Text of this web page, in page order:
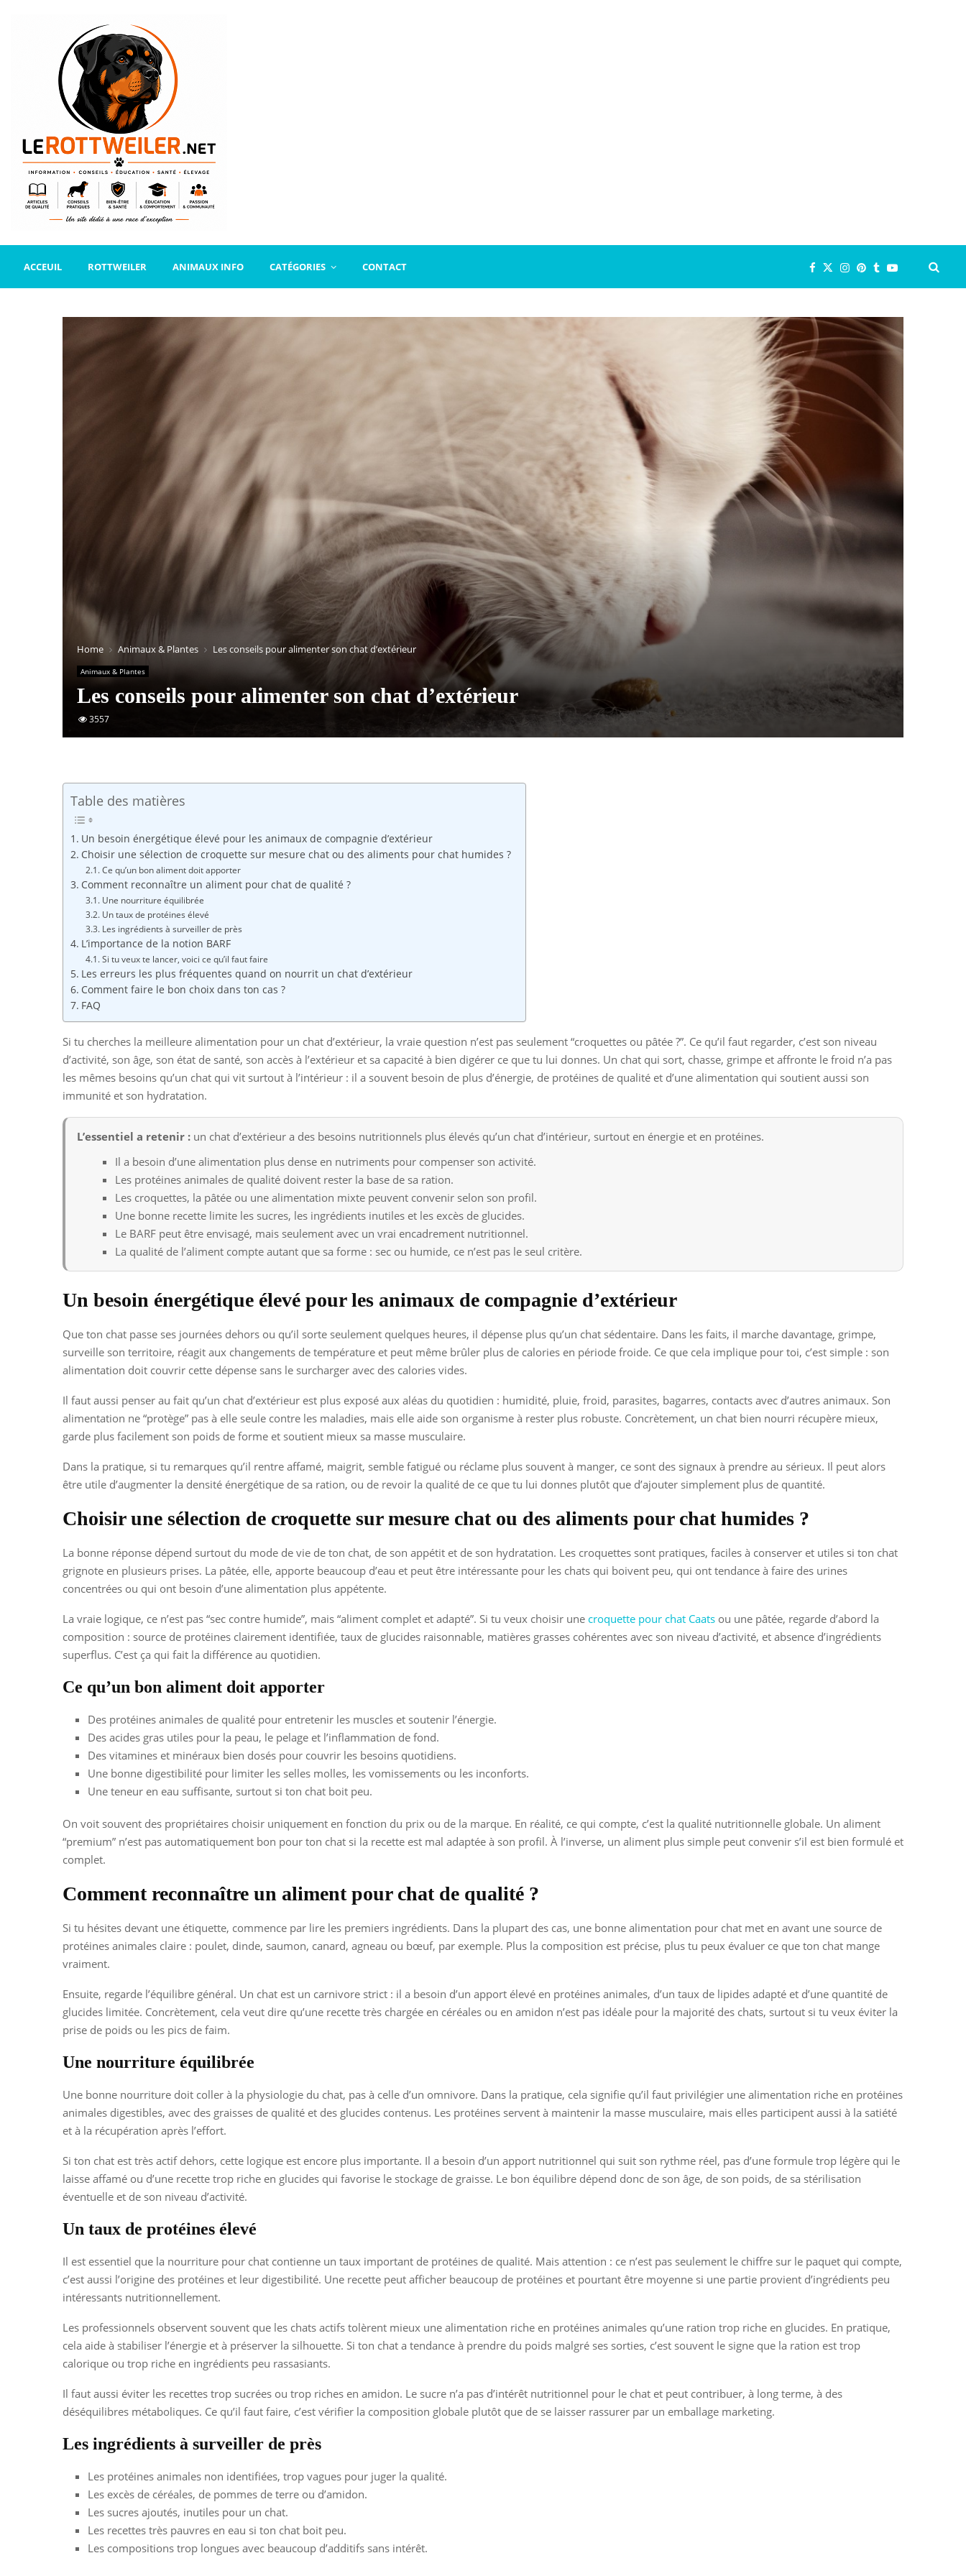
ACCEUIL ROTTWEILER ANIMAUX INFO CATÉGORIES CONTACT
Home Animaux & Plantes Les conseils pour alimenter son chat d’extérieur
Animaux & Plantes
Les conseils pour alimenter son chat d’extérieur
3557
Table des matières
Un besoin énergétique élevé pour les animaux de compagnie d’extérieur
Choisir une sélection de croquette sur mesure chat ou des aliments pour chat humides ?
Ce qu’un bon aliment doit apporter
Comment reconnaître un aliment pour chat de qualité ?
Une nourriture équilibrée
Un taux de protéines élevé
Les ingrédients à surveiller de près
L’importance de la notion BARF
Si tu veux te lancer, voici ce qu’il faut faire
Les erreurs les plus fréquentes quand on nourrit un chat d’extérieur
Comment faire le bon choix dans ton cas ?
FAQ
Si tu cherches la meilleure alimentation pour un chat d’extérieur, la vraie question n’est pas seulement “croquettes ou pâtée ?”. Ce qu’il faut regarder, c’est son niveau
d’activité, son âge, son état de santé, son accès à l’extérieur et sa capacité à bien digérer ce que tu lui donnes. Un chat qui sort, chasse, grimpe et affronte le froid n’a pas
les mêmes besoins qu’un chat qui vit surtout à l’intérieur : il a souvent besoin de plus d’énergie, de protéines de qualité et d’une alimentation qui soutient aussi son
immunité et son hydratation.
L’essentiel a retenir : un chat d’extérieur a des besoins nutritionnels plus élevés qu’un chat d’intérieur, surtout en énergie et en protéines.
Il a besoin d’une alimentation plus dense en nutriments pour compenser son activité.
Les protéines animales de qualité doivent rester la base de sa ration.
Les croquettes, la pâtée ou une alimentation mixte peuvent convenir selon son profil.
Une bonne recette limite les sucres, les ingrédients inutiles et les excès de glucides.
Le BARF peut être envisagé, mais seulement avec un vrai encadrement nutritionnel.
La qualité de l’aliment compte autant que sa forme : sec ou humide, ce n’est pas le seul critère.
Un besoin énergétique élevé pour les animaux de compagnie d’extérieur
Que ton chat passe ses journées dehors ou qu’il sorte seulement quelques heures, il dépense plus qu’un chat sédentaire. Dans les faits, il marche davantage, grimpe,
surveille son territoire, réagit aux changements de température et peut même brûler plus de calories en période froide. Ce que cela implique pour toi, c’est simple : son
alimentation doit couvrir cette dépense sans le surcharger avec des calories vides.
Il faut aussi penser au fait qu’un chat d’extérieur est plus exposé aux aléas du quotidien : humidité, pluie, froid, parasites, bagarres, contacts avec d’autres animaux. Son
alimentation ne “protège” pas à elle seule contre les maladies, mais elle aide son organisme à rester plus robuste. Concrètement, un chat bien nourri récupère mieux,
garde plus facilement son poids de forme et soutient mieux sa masse musculaire.
Dans la pratique, si tu remarques qu’il rentre affamé, maigrit, semble fatigué ou réclame plus souvent à manger, ce sont des signaux à prendre au sérieux. Il peut alors
être utile d’augmenter la densité énergétique de sa ration, ou de revoir la qualité de ce que tu lui donnes plutôt que d’ajouter simplement plus de quantité.
Choisir une sélection de croquette sur mesure chat ou des aliments pour chat humides ?
La bonne réponse dépend surtout du mode de vie de ton chat, de son appétit et de son hydratation. Les croquettes sont pratiques, faciles à conserver et utiles si ton chat
grignote en plusieurs prises. La pâtée, elle, apporte beaucoup d’eau et peut être intéressante pour les chats qui boivent peu, qui ont tendance à faire des urines
concentrées ou qui ont besoin d’une alimentation plus appétente.
La vraie logique, ce n’est pas “sec contre humide”, mais “aliment complet et adapté”. Si tu veux choisir une croquette pour chat Caats ou une pâtée, regarde d’abord la
composition : source de protéines clairement identifiée, taux de glucides raisonnable, matières grasses cohérentes avec son niveau d’activité, et absence d’ingrédients
superflus. C’est ça qui fait la différence au quotidien.
Ce qu’un bon aliment doit apporter
Des protéines animales de qualité pour entretenir les muscles et soutenir l’énergie.
Des acides gras utiles pour la peau, le pelage et l’inflammation de fond.
Des vitamines et minéraux bien dosés pour couvrir les besoins quotidiens.
Une bonne digestibilité pour limiter les selles molles, les vomissements ou les inconforts.
Une teneur en eau suffisante, surtout si ton chat boit peu.
On voit souvent des propriétaires choisir uniquement en fonction du prix ou de la marque. En réalité, ce qui compte, c’est la qualité nutritionnelle globale. Un aliment
“premium” n’est pas automatiquement bon pour ton chat si la recette est mal adaptée à son profil. À l’inverse, un aliment plus simple peut convenir s’il est bien formulé et
complet.
Comment reconnaître un aliment pour chat de qualité ?
Si tu hésites devant une étiquette, commence par lire les premiers ingrédients. Dans la plupart des cas, une bonne alimentation pour chat met en avant une source de
protéines animales claire : poulet, dinde, saumon, canard, agneau ou bœuf, par exemple. Plus la composition est précise, plus tu peux évaluer ce que ton chat mange
vraiment.
Ensuite, regarde l’équilibre général. Un chat est un carnivore strict : il a besoin d’un apport élevé en protéines animales, d’un taux de lipides adapté et d’une quantité de
glucides limitée. Concrètement, cela veut dire qu’une recette très chargée en céréales ou en amidon n’est pas idéale pour la majorité des chats, surtout si tu veux éviter la
prise de poids ou les pics de faim.
Une nourriture équilibrée
Une bonne nourriture doit coller à la physiologie du chat, pas à celle d’un omnivore. Dans la pratique, cela signifie qu’il faut privilégier une alimentation riche en protéines
animales digestibles, avec des graisses de qualité et des glucides contenus. Les protéines servent à maintenir la masse musculaire, mais elles participent aussi à la satiété
et à la récupération après l’effort.
Si ton chat est très actif dehors, cette logique est encore plus importante. Il a besoin d’un apport nutritionnel qui suit son rythme réel, pas d’une formule trop légère qui le
laisse affamé ou d’une recette trop riche en glucides qui favorise le stockage de graisse. Le bon équilibre dépend donc de son âge, de son poids, de sa stérilisation
éventuelle et de son niveau d’activité.
Un taux de protéines élevé
Il est essentiel que la nourriture pour chat contienne un taux important de protéines de qualité. Mais attention : ce n’est pas seulement le chiffre sur le paquet qui compte,
c’est aussi l’origine des protéines et leur digestibilité. Une recette peut afficher beaucoup de protéines et pourtant être moyenne si une partie provient d’ingrédients peu
intéressants nutritionnellement.
Les professionnels observent souvent que les chats actifs tolèrent mieux une alimentation riche en protéines animales qu’une ration trop riche en glucides. En pratique,
cela aide à stabiliser l’énergie et à préserver la silhouette. Si ton chat a tendance à prendre du poids malgré ses sorties, c’est souvent le signe que la ration est trop
calorique ou trop riche en ingrédients peu rassasiants.
Il faut aussi éviter les recettes trop sucrées ou trop riches en amidon. Le sucre n’a pas d’intérêt nutritionnel pour le chat et peut contribuer, à long terme, à des
déséquilibres métaboliques. Ce qu’il faut faire, c’est vérifier la composition globale plutôt que de se laisser rassurer par un emballage marketing.
Les ingrédients à surveiller de près
Les protéines animales non identifiées, trop vagues pour juger la qualité.
Les excès de céréales, de pommes de terre ou d’amidon.
Les sucres ajoutés, inutiles pour un chat.
Les recettes très pauvres en eau si ton chat boit peu.
Les compositions trop longues avec beaucoup d’additifs sans intérêt.